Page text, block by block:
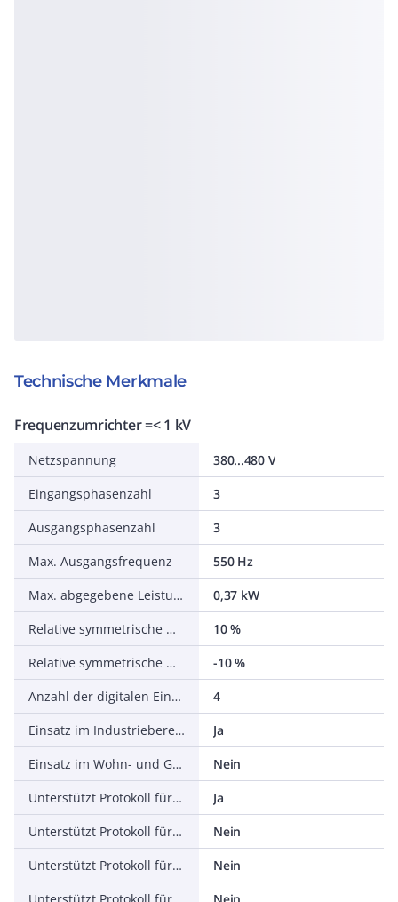
Technische Merkmale
Frequenzumrichter =< 1 kV
Netzspannung
380...480 V
Eingangsphasenzahl
3
Ausgangsphasenzahl
3
Max. Ausgangsfrequenz
550 Hz
Max. abgegebene Leistung bei linearer Belastung bei Bemessungsausgangsspannung
0,37 kW
Relative symmetrische Netzfrequenztoleranz
10 %
Relative symmetrische Netzspannungstoleranz
-10 %
Anzahl der digitalen Eingänge
4
Einsatz im Industriebereich zulässig
Ja
Einsatz im Wohn- und Gewerbebereich zulässig
Nein
Unterstützt Protokoll für TCP/IP
Ja
Unterstützt Protokoll für PROFIBUS
Nein
Unterstützt Protokoll für CAN
Nein